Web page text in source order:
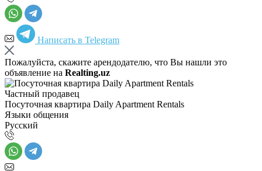
Написать в Telegram
Пожалуйста, скажите арендодателю, что Вы нашли это
объявление на Realting.uz
Частный продавец
Посуточная квартира Daily Apartment Rentals
Языки общения
Русский